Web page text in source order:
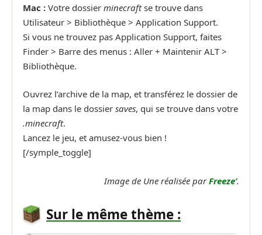
Mac : Votre dossier minecraftse trouve dans
Utilisateur > Bibliothèque > Application Support.
Si vous ne trouvez pas Application Support, faites
Finder > Barre des menus : Aller + Maintenir ALT >
Bibliothèque.
Ouvrez l’archive de la map, et transférez le dossier de
la map dans le dossier saves, qui se trouve dans votre
.minecraft.
Lancez le jeu, et amusez-vous bien !
[/symple_toggle]
Image de Une réalisée parFreeze’.
Sur le même thème :